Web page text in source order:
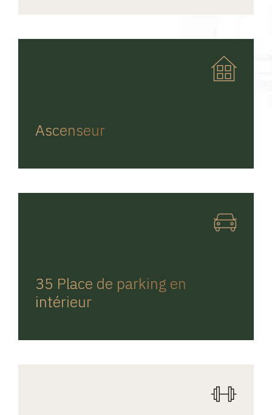
Ascenseur
35 Place de parking en
intérieur